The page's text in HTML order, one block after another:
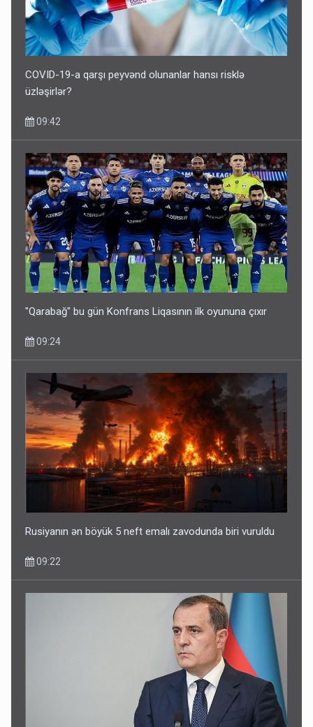
COVID-19-a qarşı peyvənd olunanlar hansı risklə
üzləşirlər?
09:42
"Qarabağ" bu gün Konfrans Liqasının ilk oyununa çıxır
09:24
Rusiyanın ən böyük 5 neft emalı zavodunda biri vuruldu
09:22